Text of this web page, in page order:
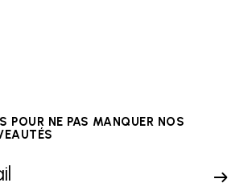
POUR NE PAS MANQUER NOS